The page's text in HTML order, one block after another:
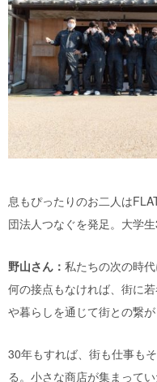
息もぴったりのお二人は
団法人つなぐを発足。大学
野山さん： 私たちの次の時
何の接点もなければ、街に
や暮らしを通じて街との繋が
30年もすれば、街も仕事も
る。小さな商店が集まって